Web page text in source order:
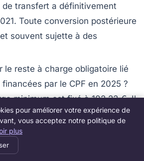
de transfert a définitivement
Toute conversion postérieure
souvent sujette à des
le reste à charge obligatoire lié
par le CPF en 2025 ?
minimum est fixé à 102,23 €. Il
compte dans votre plan de
exceptions précises
notamment).
pour améliorer votre expérience de
vous acceptez notre politique de
plus